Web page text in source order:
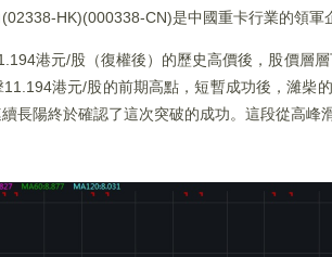
HK)(000338-CN)是中國重卡行業的領軍
港元/股（復權後）的歷史高價後，股價層
港元/股的前期高點，短暫成功後，濰柴
長陽終於確認了這次突破的成功。這段從高峰